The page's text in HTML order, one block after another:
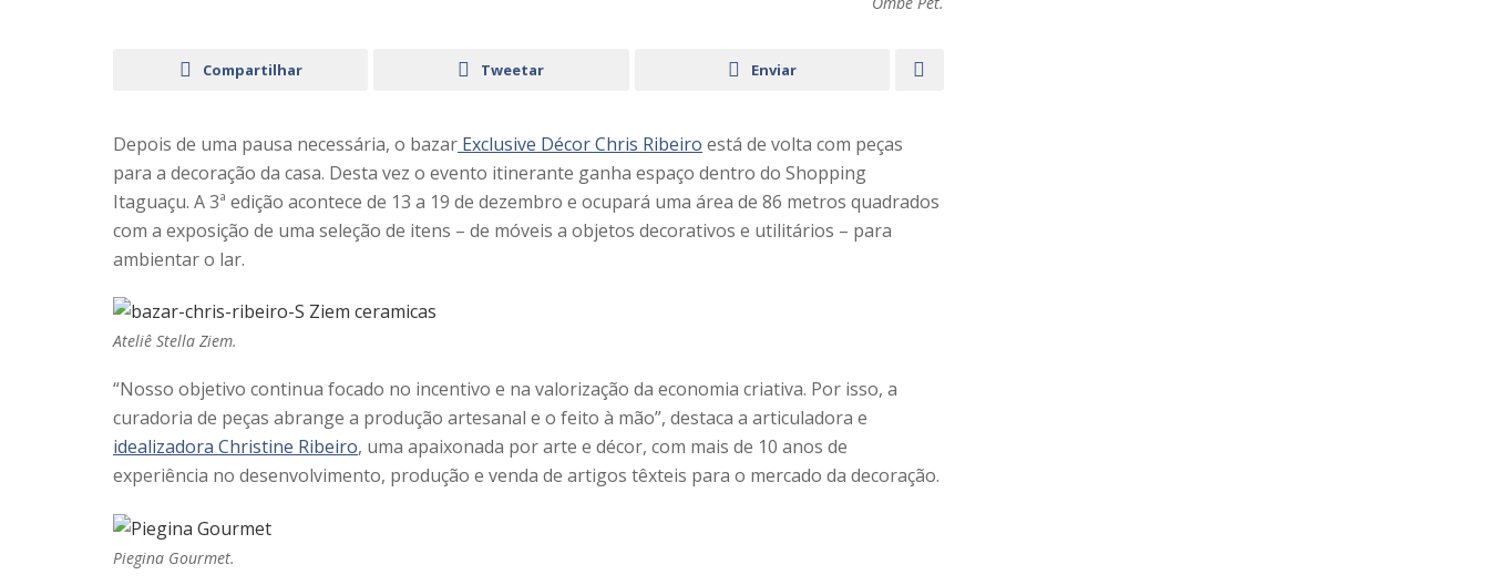
Compartilhar Tweetar Enviar
Depois de uma pausa necessária, o bazar Exclusive Décor Chris Ribeiro está de volta com peças
para a decoração da casa. Desta vez o evento itinerante ganha espaço dentro do Shopping
Itaguaçu. A 3ª edição acontece de 13 a 19 de dezembro e ocupará uma área de 86 metros quadrados
com a exposição de uma seleção de itens – de móveis a objetos decorativos e utilitários – para
ambientar o lar.
Ateliê Stella Ziem.
“Nosso objetivo continua focado no incentivo e na valorização da economia criativa. Por isso, a
curadoria de peças abrange a produção artesanal e o feito à mão”, destaca a articuladora e
idealizadora Christine Ribeiro, uma apaixonada por arte e décor, com mais de 10 anos de
experiência no desenvolvimento, produção e venda de artigos têxteis para o mercado da decoração.
Piegina Gourmet.